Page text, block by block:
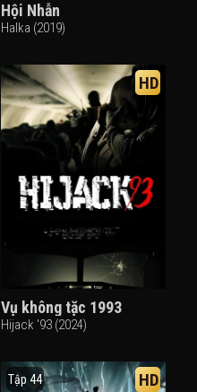
Hội Nhẫn
Halka (2019)
HD
Vụ không tặc 1993
Hijack '93 (2024)
Tập 44 HD